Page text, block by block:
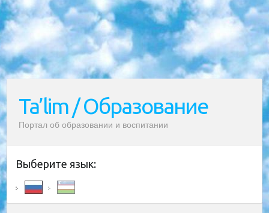
Ta’lim / Образование
Портал об образовании и воспитании
Выберите язык: